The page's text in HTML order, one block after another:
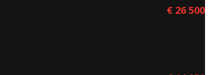
€ 26 500